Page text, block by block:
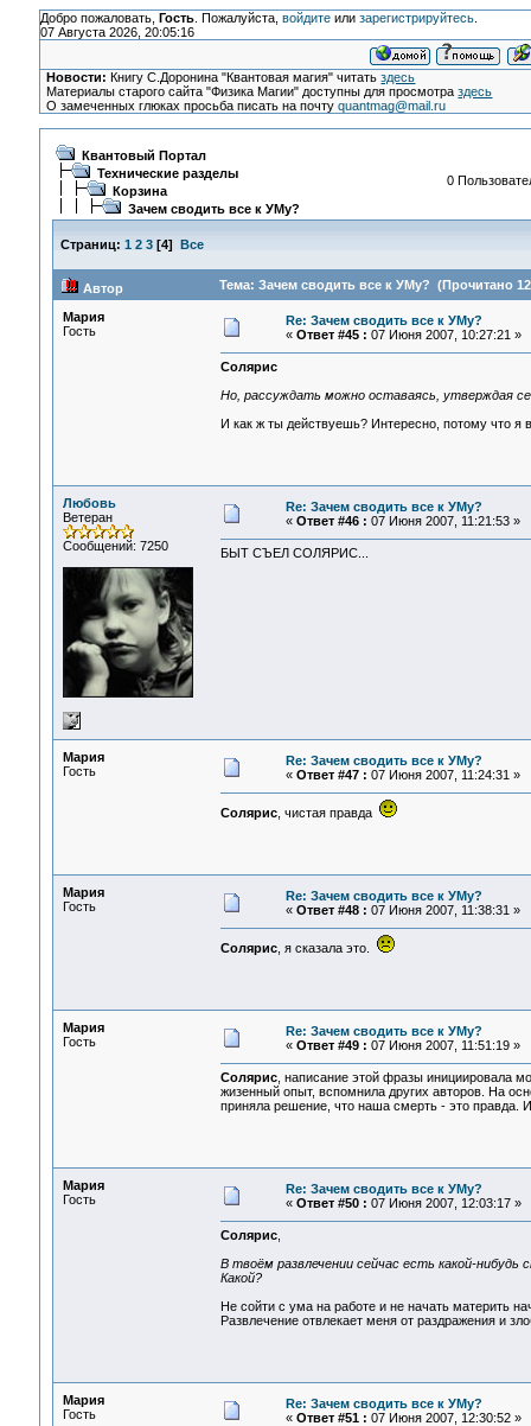
Добро пожаловать, Гость. Пожалуйста, войдитеили зарегистрируйтесь.
07 Августа 2026, 20:05:16
Новости: Книгу С.Доронина "Квантовая магия" читатьздесь
Материалы старого сайта "Физика Магии" доступны для просмотраздесь
О замеченных глюках просьба писать на почтуquantmag@mail.ru
Квантовый Портал
Технические разделы
Корзина
Зачем сводить все к УМу?
0
Страниц: 1 2 3[4] Все
Автор Тема: Зачем сводить все к УМу? (Прочитано
Мария
Гость
Re: Зачем сводить все к УМу?
« Ответ #45 : 07 Июня 2007, 10:27:21 »
Солярис
Но, рассуждать можно оставаясь, утверждая
И как ж ты действуешь? Интересно, потому что
Любовь
Ветеран
Сообщений: 7250
Re: Зачем сводить все к УМу?
« Ответ #46 : 07 Июня 2007, 11:21:53 »
БЫТ СЪЕЛ СОЛЯРИС...
Мария
Гость
Re: Зачем сводить все к УМу?
« Ответ #47 : 07 Июня 2007, 11:24:31 »
Солярис, чистая правда
Мария
Гость
Re: Зачем сводить все к УМу?
« Ответ #48 : 07 Июня 2007, 11:38:31 »
Солярис, я сказала это.
Мария
Гость
Re: Зачем сводить все к УМу?
« Ответ #49 : 07 Июня 2007, 11:51:19 »
Солярис, написание этой фразы инициировала
жизенный опыт, вспомнила других авторов. На
приняла решение, что наша смерть - это правда.
Мария
Гость
Re: Зачем сводить все к УМу?
« Ответ #50 : 07 Июня 2007, 12:03:17 »
Солярис,
В твоём развлечении сейчас есть какой-нибудь
Какой?
Не сойти с ума на работе и не начать материть
Развлечение отвлекает меня от раздражения и
Мария
Гость
Re: Зачем сводить все к УМу?
« Ответ #51 : 07 Июня 2007, 12:30:52 »